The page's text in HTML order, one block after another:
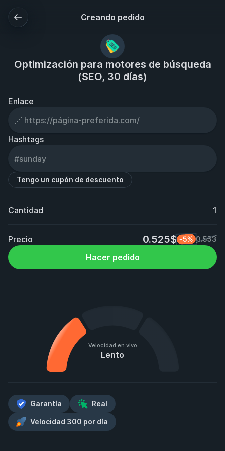
Creando pedido
Optimización para motores de búsqueda
(SEO, 30 días)
Enlace
Hashtags
Tengo un cupón de descuento
Cantidad 1
Precio 0.525$ -5% 0.553
Hacer pedido
Velocidad en vivo
Lento
Garantía Real
Velocidad 300 por día